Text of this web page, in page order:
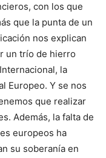
con los que
que la punta de un
nos explican
un trío de hierro
la
Europeo. Y se nos
que realizar
Además, la falta de
europeos ha
su soberanía en